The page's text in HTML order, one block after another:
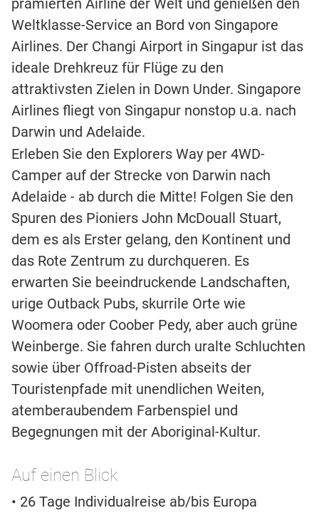
prämierten Airline der Welt und genießen den
Weltklasse-Service an Bord von Singapore
Airlines. Der Changi Airport in Singapur ist das
ideale Drehkreuz für Flüge zu den
attraktivsten Zielen in Down Under. Singapore
Airlines fliegt von Singapur nonstop u.a. nach
Darwin und Adelaide.
Erleben Sie den Explorers Way per 4WD-
Camper auf der Strecke von Darwin nach
Adelaide - ab durch die Mitte! Folgen Sie den
Spuren des Pioniers John McDouall Stuart,
dem es als Erster gelang, den Kontinent und
das Rote Zentrum zu durchqueren. Es
erwarten Sie beeindruckende Landschaften,
urige Outback Pubs, skurrile Orte wie
Woomera oder Coober Pedy, aber auch grüne
Weinberge. Sie fahren durch uralte Schluchten
sowie über Offroad-Pisten abseits der
Touristenpfade mit unendlichen Weiten,
atemberaubendem Farbenspiel und
Begegnungen mit der Aboriginal-Kultur.
Auf einen Blick
• 26 Tage Individualreise ab/bis Europa